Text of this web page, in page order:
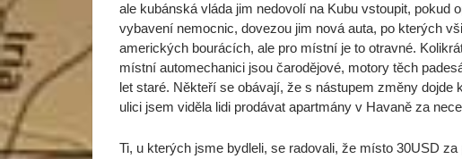
ale kubánská vláda jim nedovolí na Kubu vstoupit, pokud
vybavení nemocnic, dovezou jim nová auta, po kterých
amerických bourácích, ale pro místní je to otravné.
místní automechanici jsou čarodějové, motory těch
let staré. Někteří se obávají, že s nástupem změny
ulici jsem viděla lidi prodávat apartmány v Havaně za
Ti, u kterých jsme bydleli, se radovali, že místo 30USD